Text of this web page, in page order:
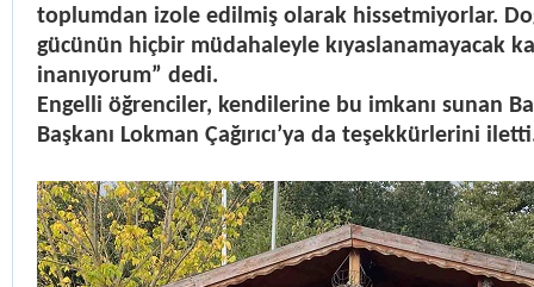
toplumdan izole edilmiş olarak hissetmiyorlar.
gücünün hiçbir müdahaleyle kıyaslanamayacak
inanıyorum” dedi.
Engelli öğrenciler, kendilerine bu imkanı sunan
Başkanı Lokman Çağırıcı’ya da teşekkürlerini